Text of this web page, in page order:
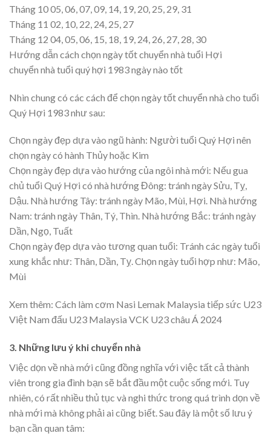
Tháng 10 05, 06, 07, 09, 14, 19, 20, 25, 29, 31
Tháng 11 02, 10, 22, 24, 25, 27
Tháng 12 04, 05, 06, 15, 18, 19, 24, 26, 27, 28, 30
Hướng dẫn cách chọn ngày tốt chuyển nhà tuổi Hợi
chuyển nhà tuổi quý hợi 1983 ngày nào tốt
Nhìn chung có các cách để chọn ngày tốt chuyển nhà cho tuổi
Quý Hợi 1983 như sau:
Chọn ngày đẹp dựa vào ngũ hành: Người tuổi Quý Hợi nên
chọn ngày có hành Thủy hoặc Kim
Chọn ngày đẹp dựa vào hướng của ngôi nhà mới: Nếu gua
chủ tuổi Quý Hợi có nhà hướng Đông: tránh ngày Sửu, Tỵ,
Dậu. Nhà hướng Tây: tránh ngày Mão, Mùi, Hợi. Nhà hướng
Nam: tránh ngày Thân, Tý, Thìn. Nhà hướng Bắc: tránh ngày
Dần, Ngọ, Tuất
Chọn ngày đẹp dựa vào tương quan tuổi: Tránh các ngày tuổi
xung khắc như: Thân, Dần, Tỵ. Chọn ngày tuổi hợp như: Mão,
Mùi
Xem thêm: Cách làm cơm Nasi Lemak Malaysia tiếp sức U23
Việt Nam đấu U23 Malaysia VCK U23 châu Á 2024
3. Những lưu ý khi chuyển nhà
Việc dọn về nhà mới cũng đồng nghĩa với việc tất cả thành
viên trong gia đình bạn sẽ bắt đầu một cuộc sống mới. Tuy
nhiên, có rất nhiều thủ tục và nghi thức trong quá trình dọn về
nhà mới mà không phải ai cũng biết. Sau đây là một số lưu ý
bạn cần quan tâm: